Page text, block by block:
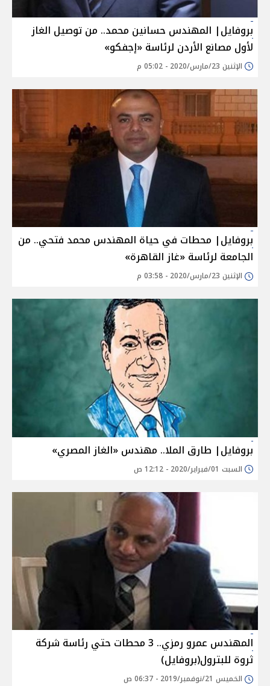
بروفايل| المهندس حسانين محمد.. من توصيل الغاز
لأول مصانع الأردن لرئاسة «إجفكو»
الإثنين 23/مارس/2020 - 05:02 م
بروفايل| محطات في حياة المهندس محمد فتحي.. من
الجامعة لرئاسة «غاز القاهرة»
الإثنين 23/مارس/2020 - 03:58 م
بروفايل| طارق الملا.. مهندس «الغاز المصري»
السبت 01/فبراير/2020 - 12:12 ص
المهندس عمرو رمزي.. 3 محطات حتي رئاسة شركة
ثروة للبترول(بروفايل)
الخميس 21/نوفمبر/2019 - 06:37 ص